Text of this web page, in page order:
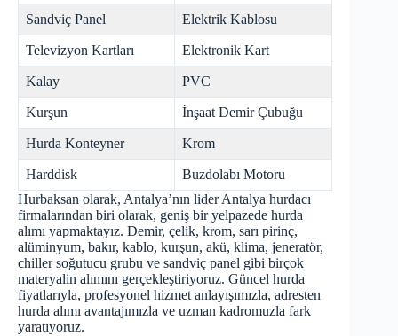
Sandviç Panel Elektrik Kablosu
Televizyon Kartları Elektronik Kart
Kalay PVC
Kurşun İnşaat Demir Çubuğu
Hurda Konteyner Krom
Harddisk
Buzdolabı Motoru
Hurbaksan olarak, Antalya’nın liderAntalya hurdacı
firmalarından biri olarak, geniş bir yelpazede hurda
alımı yapmaktayız. Demir, çelik, krom, sarı pirinç,
alüminyum, bakır, kablo, kurşun, akü, klima, jeneratör,
chiller soğutucu grubu ve sandviç panel gibi birçok
materyalin alımını gerçekleştiriyoruz. Güncel hurda
fiyatlarıyla, profesyonel hizmet anlayışımızla, adresten
hurda alımı avantajımızla ve uzman kadromuzla fark
yaratıyoruz.